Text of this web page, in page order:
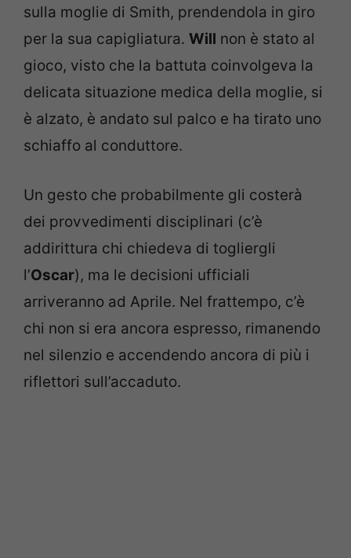
sulla moglie di Smith, prendendola in giro
per la sua capigliatura. Will non è stato al
gioco, visto che la battuta coinvolgeva la
delicata situazione medica della moglie, si
è alzato, è andato sul palco e ha tirato uno
schiaffo al conduttore.
Un gesto che probabilmente gli costerà
dei provvedimenti disciplinari (c’è
addirittura chi chiedeva di togliergli
l’Oscar), ma le decisioni ufficiali
arriveranno ad Aprile. Nel frattempo, c’è
chi non si era ancora espresso, rimanendo
nel silenzio e accendendo ancora di più i
riflettori sull’accaduto.